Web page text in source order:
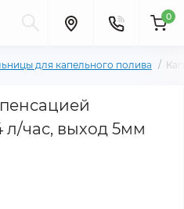
0
для капельного полива
л/час, выход 5мм